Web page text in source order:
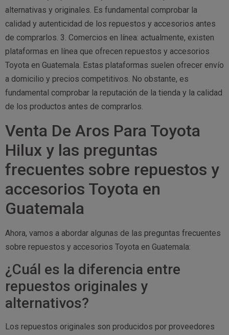
alternativas y originales. Es fundamental comprobar la
calidad y autenticidad de los repuestos y accesorios antes
de comprarlos. 3. Comercios en línea: actualmente, existen
plataformas en línea que ofrecen repuestos y accesorios
Toyota en Guatemala. Estas plataformas suelen ofrecer envío
a domicilio y precios competitivos. No obstante, es
fundamental comprobar la reputación de la tienda y la calidad
de los productos antes de comprarlos.
Venta De Aros Para Toyota
Hilux y las preguntas
frecuentes sobre repuestos y
accesorios Toyota en
Guatemala
Ahora, vamos a abordar algunas de las preguntas frecuentes
sobre repuestos y accesorios Toyota en Guatemala:
¿Cuál es la diferencia entre
repuestos originales y
alternativos?
Los repuestos originales son producidos por proveedores